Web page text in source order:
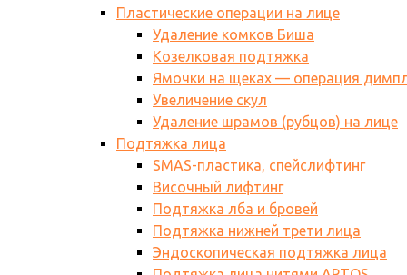
Пластические операции на лице
Удаление комков Биша
Козелковая подтяжка
Ямочки на щеках — операция
Увеличение скул
Удаление шрамов (рубцов) на лице
Подтяжка лица
SMAS-пластика, спейслифтинг
Височный лифтинг
Подтяжка лба и бровей
Подтяжка нижней трети лица
Эндоскопическая подтяжка лица